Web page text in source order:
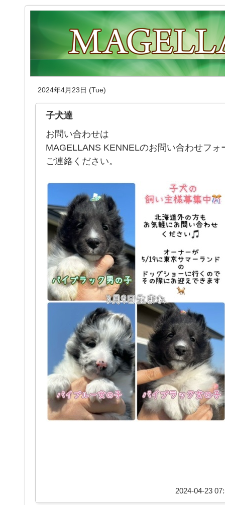
2024年4月23日 (Tue)
子犬達
お問い合わせは
MAGELLANS KENNELのお問い合わせフォ
ご連絡ください。
2024-04-23